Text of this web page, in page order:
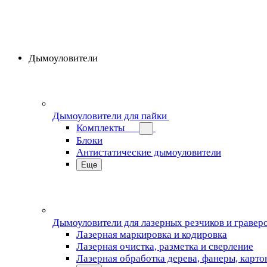
Дымоуловители
Дымоуловители для пайки
Комплекты
Блоки
Антистатические дымоуловители
Еще
Дымоуловители для лазерных резчиков и
Лазерная маркировка и кодировка
Лазерная очистка, разметка и сверление
Лазерная обработка дерева, фанеры,